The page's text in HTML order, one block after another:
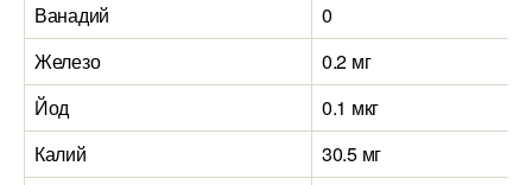
Ванадий
0
Железо
0.2 мг
Йод
0.1 мкг
Калий
30.5 мг